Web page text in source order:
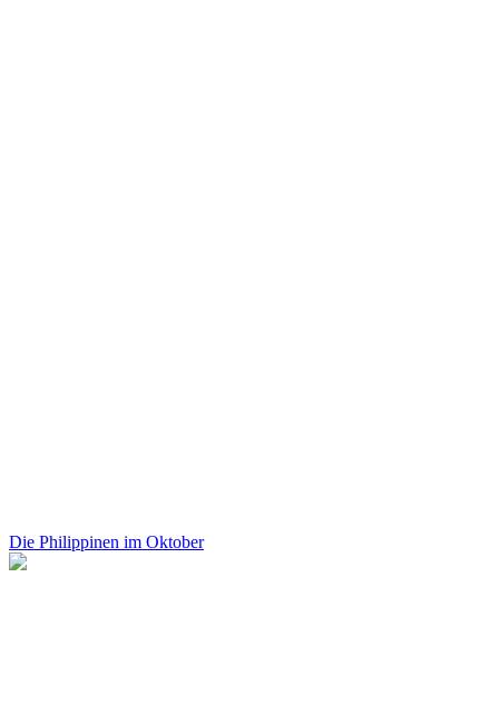
Die Philippinen im Oktober